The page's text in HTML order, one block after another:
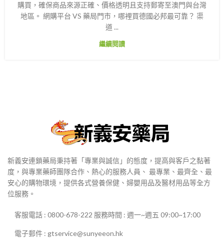
購買，確保商品來源正確、價格透明且支持郵寄至澳門與台灣
地區。 網購平台 VS 藥局門市，哪裡買德國必邦最可靠？ 渠
道 ...
繼續閱讀
新義安連鎖藥局秉持著「專業與誠信」的態度，提高與客戶之黏著
度，與專業藥師團隊合作、熱心的服務人員、 最專業、最齊全、最
安心的購物環境，提供各式營養保健、婦嬰用品及醫材用品等全方
位服務。
客服電話 : 0800-678-222 服務時間 : 週一~週五 09:00~17:00
電子郵件 : gtservice@sunyeeon.hk